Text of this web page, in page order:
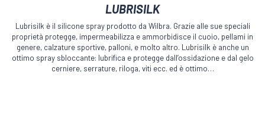
più
varianti.
LUBRISILK
Lubrisilk è il silicone spray prodotto da Wilbra. Grazie alle sue speciali
proprietà protegge, impermeabilizza e ammorbidisce il cuoio, pellami in
genere, calzature sportive, palloni, e molto altro. Lubrisilk è anche un
ottimo spray sbloccante: lubrifica e protegge dall’ossidazione e dal gelo
cerniere, serrature, riloga, viti ecc. ed è ottimo…